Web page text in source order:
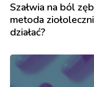
Szałwia na ból
metoda
działać?